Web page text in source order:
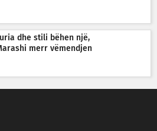
dhe stili bëhen një,
merr vëmendjen